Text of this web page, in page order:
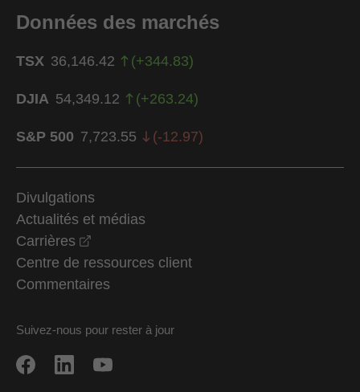
Données des marchés
TSX 36,146.42 (+344.83)
DJIA 54,349.12 (+263.24)
S&P 500 7,723.55 (-12.97)
Divulgations
Actualités et médias
Carrières
Centre de ressources client
Commentaires
Suivez-nous pour rester à jour